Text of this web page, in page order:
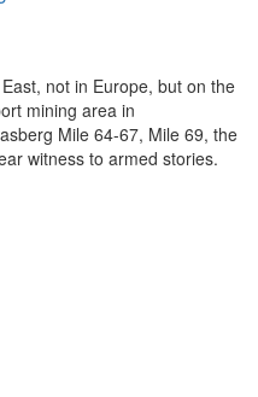
not in Europe, but on the
mining area in
Mile 64-67, Mile 69, the
witness to armed stories.